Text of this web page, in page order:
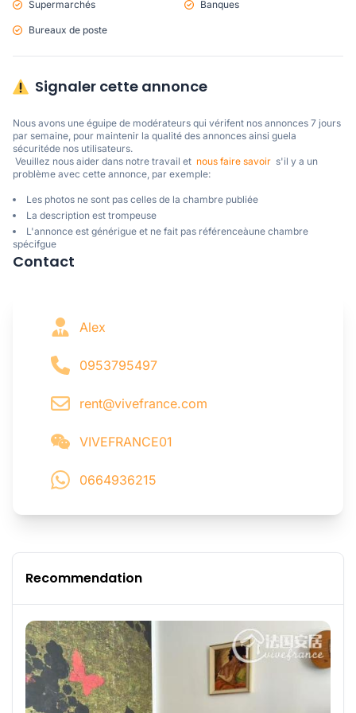
Supermarchés Banques
Bureaux de poste
Signaler cette annonce
Nous avons une éguipe de modérateurs qui vérifent nos annonces 7 jours
par semaine, pour maintenir la qualité des annonces ainsi guela
sécuritéde nos utilisateurs.
Veuillez nous aider dans notre travail et nous faire savoir
  s'il y a un
problème avec cette annonce, par exemple:
Les photos ne sont pas celles de la chambre publiée
La description est trompeuse
L'annonce est générigue et ne fait pas référenceàune chambre
spécifgue
Contact
Alex
0953795497
rent@vivefrance.com
VIVEFRANCE01
0664936215
Recommendation